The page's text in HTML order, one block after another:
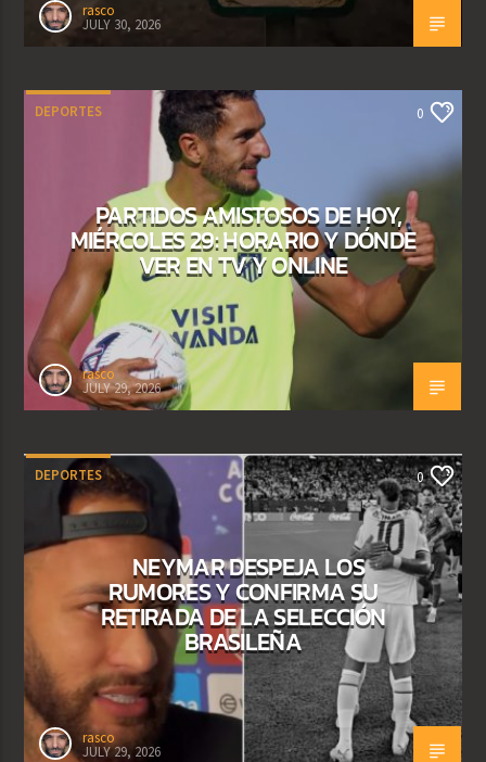
rasco
JULY 30, 2026
DEPORTES 0
PARTIDOS AMISTOSOS DE HOY,
MIÉRCOLES 29: HORARIO Y DÓNDE
VER EN TV Y ONLINE
rasco
JULY 29, 2026
DEPORTES 0
NEYMAR DESPEJA LOS
RUMORES Y CONFIRMA SU
RETIRADA DE LA SELECCIÓN
BRASILEÑA
rasco
JULY 29, 2026